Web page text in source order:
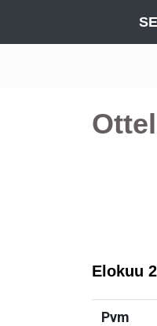
Elokuu
Pvm